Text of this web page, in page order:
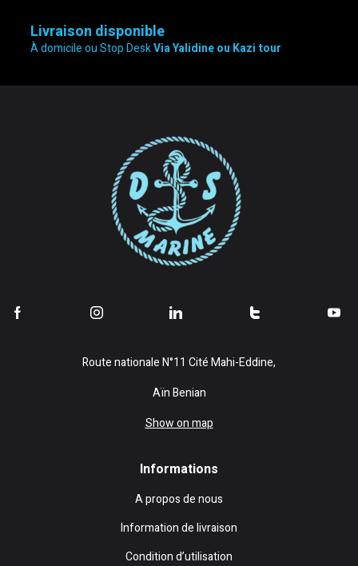
Livraison disponible
À domicile ou Stop DeskVia Yalidine ou Kazi tour
Route nationale N°11 Cité Mahi-Eddine,
Aïn Benian
Show on map
Informations
A propos de nous
Information de livraison
Condition d’utilisation